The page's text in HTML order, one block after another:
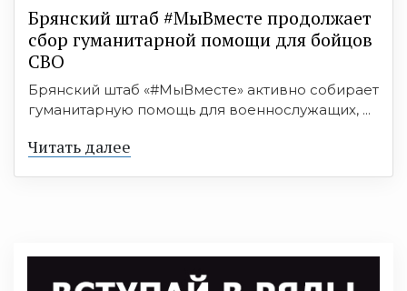
Брянский штаб #МыВместе продолжает
сбор гуманитарной помощи для бойцов
СВО
Брянский штаб «#МыВместе» активно собирает
гуманитарную помощь для военнослужащих, ...
Читать далее